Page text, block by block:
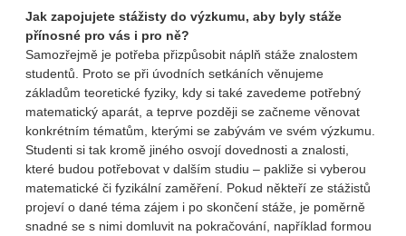
Jak zapojujete stážisty do výzkumu, aby byly stáže
přínosné pro vás i pro ně?
Samozřejmě je potřeba přizpůsobit náplň stáže znalostem
studentů. Proto se při úvodních setkáních věnujeme
základům teoretické fyziky, kdy si také zavedeme potřebný
matematický aparát, a teprve později se začneme věnovat
konkrétním tématům, kterými se zabývám ve svém výzkumu.
Studenti si tak kromě jiného osvojí dovednosti a znalosti,
které budou potřebovat v dalším studiu – pakliže si vyberou
matematické či fyzikální zaměření. Pokud někteří ze stážistů
projeví o dané téma zájem i po skončení stáže, je poměrně
snadné se s nimi domluvit na pokračování, například formou